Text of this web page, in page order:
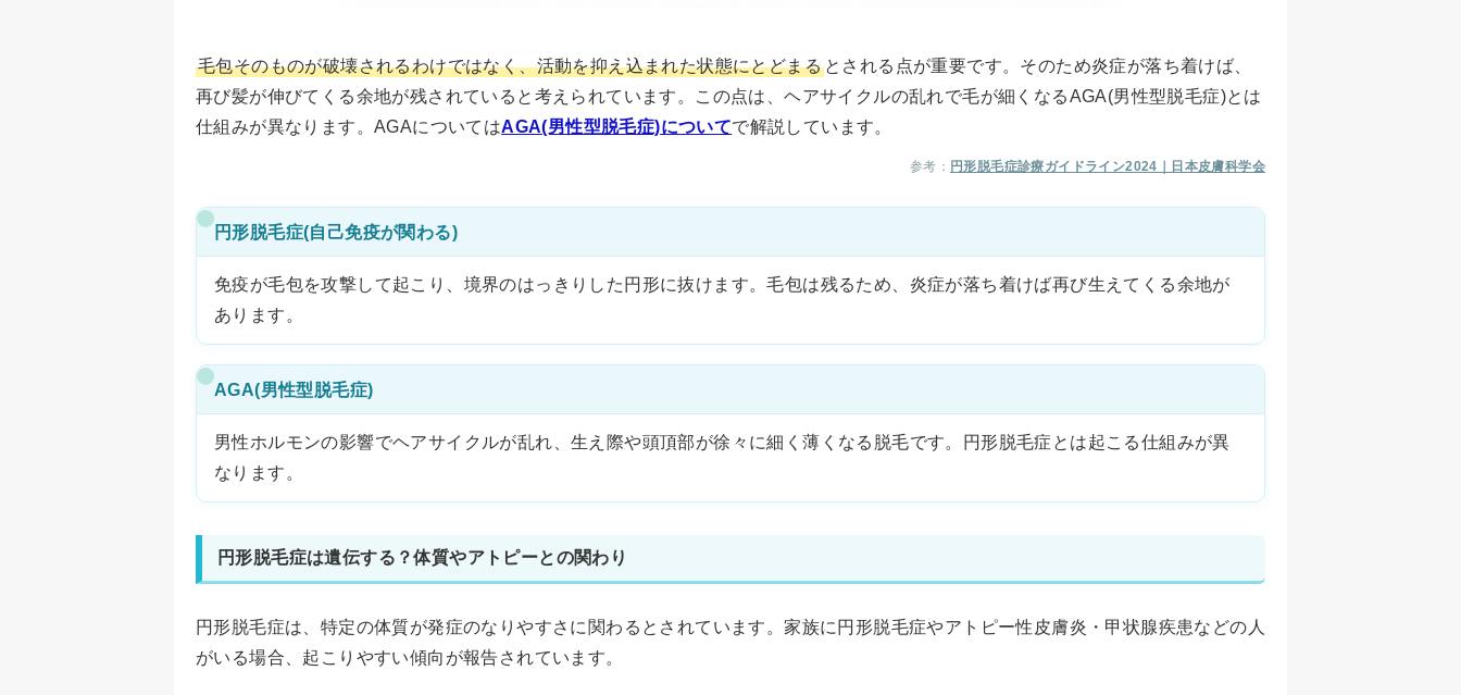
毛包そのものが破壊されるわけではなく、活動を抑え込まれた状態にとどまる とされる点が重要です。そのため炎症が落ち着けば、
再び髪が伸びてくる余地が残されていると考えられています。この点は、ヘアサイクルの乱れで毛が細くなるAGA(男性型脱毛症)とは
仕組みが異なります。AGAについてはAGA(男性型脱毛症)についてで解説しています。
参考： 円形脱毛症診療ガイドライン2024｜日本皮膚科学会
円形脱毛症(自己免疫が関わる)
免疫が毛包を攻撃して起こり、境界のはっきりした円形に抜けます。毛包は残るため、炎症が落ち着けば再び生えてくる余地が
あります。
AGA(男性型脱毛症)
男性ホルモンの影響でヘアサイクルが乱れ、生え際や頭頂部が徐々に細く薄くなる脱毛です。円形脱毛症とは起こる仕組みが異
なります。
円形脱毛症は遺伝する？体質やアトピーとの関わり
円形脱毛症は、特定の体質が発症のなりやすさに関わるとされています。家族に円形脱毛症やアトピー性皮膚炎・甲状腺疾患などの人
がいる場合、起こりやすい傾向が報告されています。